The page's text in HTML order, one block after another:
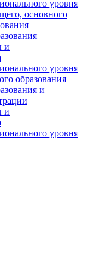
уровня
основного
и
уровня
образования
и
и
уровня